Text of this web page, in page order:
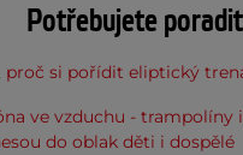
Potřebujete
proč si pořídit eliptický
ve vzduchu - trampolíny
do oblak děti i dospělé